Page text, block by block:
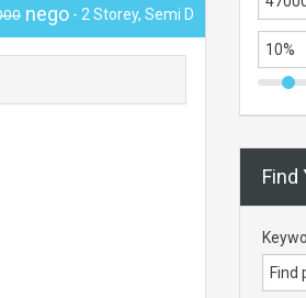
nego - 2 Storey, Semi D
Find